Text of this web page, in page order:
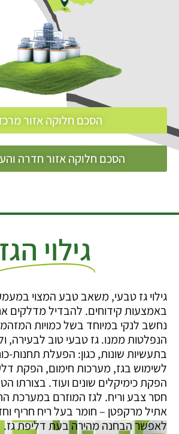
הסכם חלוקה אזור
הסכם חלוקה אזור חדרה
גילוי הגז
גילוי גז טבעי, משאב טבע המצוי
באמצעות קידוחים. להבדיל מדלקים
נחשב לנקי במיוחד בשל כמויות
הנפלטות ממנו. גז טבעי טוב לבעירה,
בתעשיות שונות, כגון: הפעלת תחנות-
לשימוש בגז, מערכות חימום, הפקת
הפקת כימיקלים שונים ועוד. בצורתו
חסר צבע וריח. לגז המוזרם במערכת
אתיל מרקפטן – חומר בעל ריח חריף
לאפשר הבחנה מהירה בעת דליפת גז.